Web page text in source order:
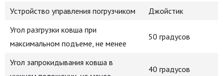
Устройство управления погрузчиком
Джойстик
Угол разгрузки ковша при
максимальном подъеме, не менее
50 градусов
Угол запрокидывания ковша в
40 градусов